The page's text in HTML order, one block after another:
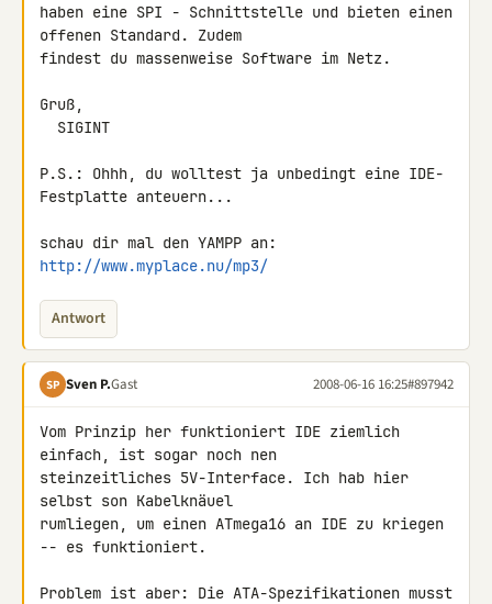
haben eine SPI - Schnittstelle und bieten einen
offenen Standard. Zudem
findest du massenweise Software im Netz.
Gruß,
P.S.: Ohhh, du wolltest ja unbedingt eine IDE-
Festplatte anteuern...
http://www.myplace.nu/mp3/
Antwort
SP Sven P.Gast 2008-06-16 16:25#897942
Vom Prinzip her funktioniert IDE ziemlich
einfach, ist sogar noch nen
steinzeitliches 5V-Interface. Ich hab hier
selbst son Kabelknäuel
rumliegen, um einen ATmega16 an IDE zu kriegen
-- es funktioniert.
Problem ist aber: Die ATA-Spezifikationen musst